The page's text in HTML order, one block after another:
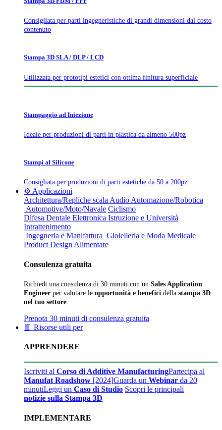
Consigliata per parti ingegneristiche di grandi dimensioni dal costo
contenuto
Stampa 3D SLA / DLP / LCD
Utilizzata per prototipi estetici con ottima finitura superficiale
Stampaggio ad Iniezione
Ideale per produzioni di parti in plastica da almeno 500pz
Stampi al Silicone
Consigliata per produzioni di parti estetiche da 50 a 200pz
⚙️ Applicazioni
Architettura/Repliche scala Audio Automazione/Robotica
Automotive/Moto/Navale Ciclismo
Difesa Dentale Elettronica Istruzione e Università
Intrattenimento
Ingegneria e Manifattura Gioielleria e Moda Medicale
Product Design Alimentare
Consulenza gratuita
Richiedi una consulenza di 30 minuti con un Sales Application
Engineer per valutare le opportunità e benefici della stampa 3D
nel tuo settore
Prenota 30 minuti di consulenza gratuita
📙 Risorse utili per
APPRENDERE
Iscriviti al Corso di Additive ManufacturingPartecipa al
Manufat Roadshow [2024]Guarda un Webinar da 20
minutiLeggi un Caso di Studio Scopri le principali
notizie sulla Stampa 3D
IMPLEMENTARE